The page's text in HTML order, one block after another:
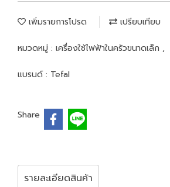
เพิ่มรายการโปรด เปรียบเทียบ
หมวดหมู่ : เครื่องใช้ไฟฟ้าในครัวขนาดเล็ก ,
แบรนด์ : Tefal
Share
รายละเอียดสินค้า